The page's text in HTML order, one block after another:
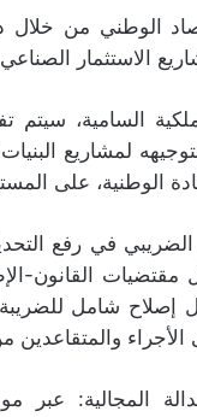
الوطني من خلال
الاستثمار
السامية،
لمشاريع
الوطنية، على
الضريبي في رفع
مقتضيات القانون-
إصلاح شامل
والمتقاعدين
المجالية: عبر